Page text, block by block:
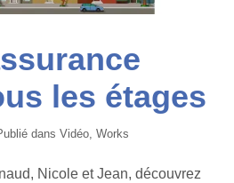
les étages
dans Vidéo, Works
Nicole et Jean, découvrez